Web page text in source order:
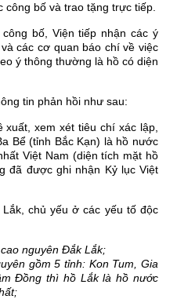
bố và trao tặng trực tiếp.
bố, Viện tiếp nhận các ý
các cơ quan báo chí về việc
ý thông thường là hồ có diện
tin phản hồi như sau:
xem xét tiêu chí xác lập,
Bể (tỉnh Bắc Kạn) là hồ nước
Việt Nam (diện tích mặt hồ
đã được ghi nhận Kỷ lục Việt
chủ yếu ở các yếu tố độc
nguyên Đắk Lắk;
gồm 5 tỉnh: Kon Tum, Gia
Đồng thì hồ Lắk là hồ nước